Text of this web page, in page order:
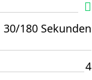
30/180 Sekunden
4